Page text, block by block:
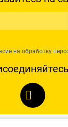
на обработку